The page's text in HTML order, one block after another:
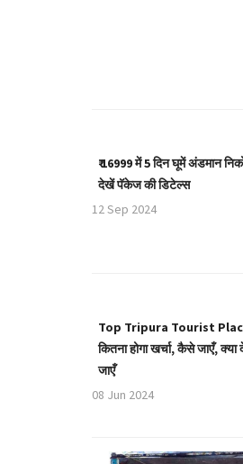
₹ 16999 में 5 दिन घूमें अंडमान
देखें पॅकेज की डिटेल्स
12 Sep 2024
Top Tripura Tourist
कितना होगा खर्चा, कैसे जाएँ,
जाएँ
08 Jun 2024